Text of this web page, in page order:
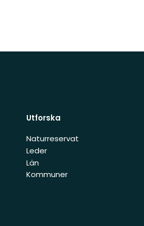
Utforska
Naturreservat
Leder
Län
Kommuner